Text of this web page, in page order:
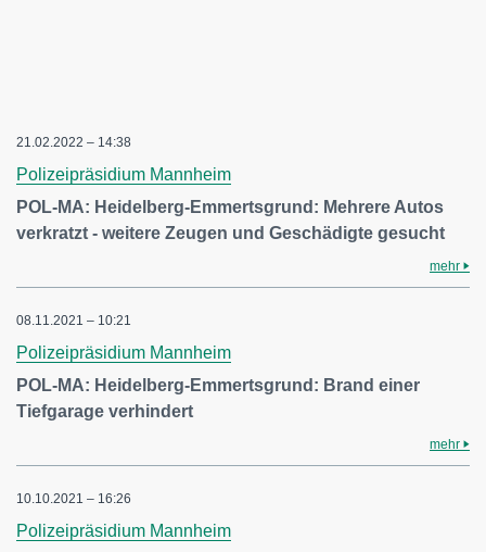
21.02.2022 – 14:38
Polizeipräsidium Mannheim
POL-MA: Heidelberg-Emmertsgrund: Mehrere Autos
verkratzt - weitere Zeugen und Geschädigte gesucht
mehr
08.11.2021 – 10:21
Polizeipräsidium Mannheim
POL-MA: Heidelberg-Emmertsgrund: Brand einer
Tiefgarage verhindert
mehr
10.10.2021 – 16:26
Polizeipräsidium Mannheim